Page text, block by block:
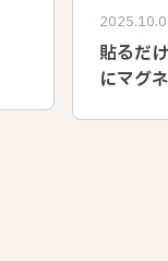
貼るだ
にマグ